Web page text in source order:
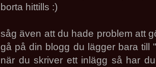
borta hittills :)
såg även att du hade problem att
gå på din blogg du lägger bara till
när du skriver ett inlägg så har